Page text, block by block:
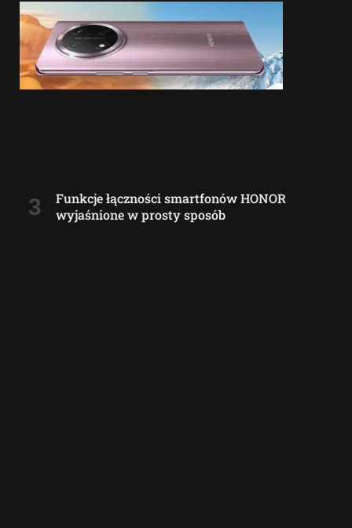
Funkcje łączności smartfonów HONOR
wyjaśnione w prosty sposób